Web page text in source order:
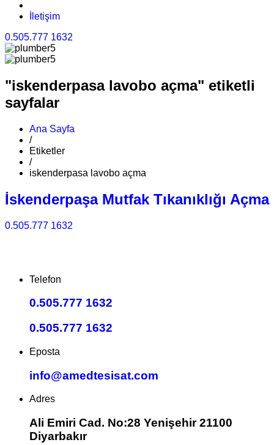
İletişim
0.505.777 1632
"iskenderpasa lavobo açma" etiketli
sayfalar
Ana Sayfa
/
Etiketler
/
iskenderpasa lavobo açma
İskenderpaşa Mutfak Tıkanıklığı Açma
0.505.777 1632
Telefon
0.505.777 1632
0.505.777 1632
Eposta
info@amedtesisat.com
Adres
Ali Emiri Cad. No:28 Yenişehir 21100
Diyarbakır